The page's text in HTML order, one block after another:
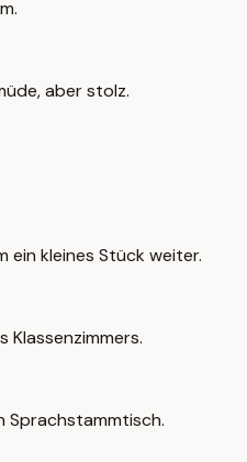
aber stolz.
ein kleines Stück weiter.
Klassenzimmers.
Sprachstammtisch.